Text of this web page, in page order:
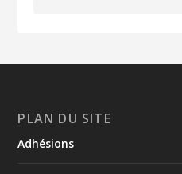
PLAN DU SITE
Adhésions